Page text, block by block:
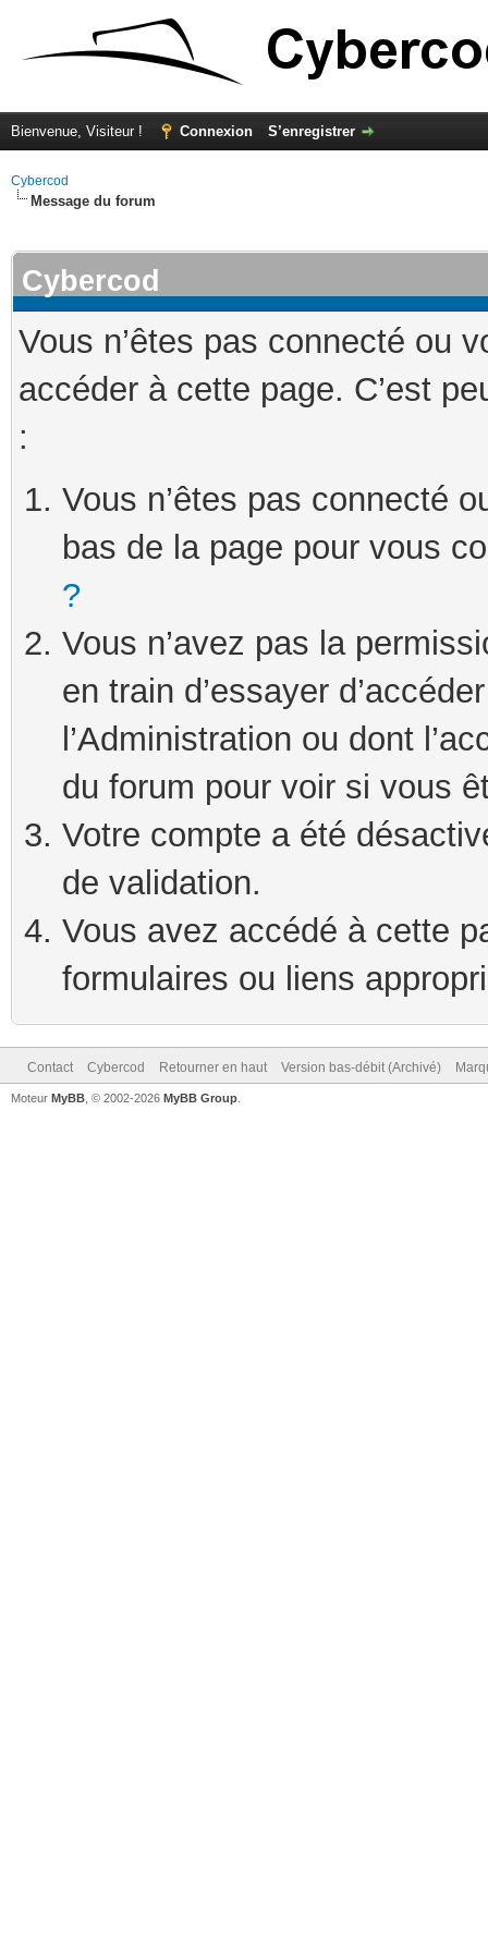
Bienvenue, Visiteur ! Connexion S’enregistrer
Cybercod
Message du forum
Cybercod
Vous n’êtes pas connecté ou
accéder à cette page. C’est
:
Vous n’êtes pas connecté
bas de la page pour vous
?
Vous n’avez pas la
en train d’essayer
l’Administration ou dont
du forum pour voir si vous
Votre compte a été
de validation.
Vous avez accédé à cette
formulaires ou liens
Contact Cybercod Retourner en haut Version bas-débit (Archivé)
Moteur MyBB , © 2002-2026 MyBB Group